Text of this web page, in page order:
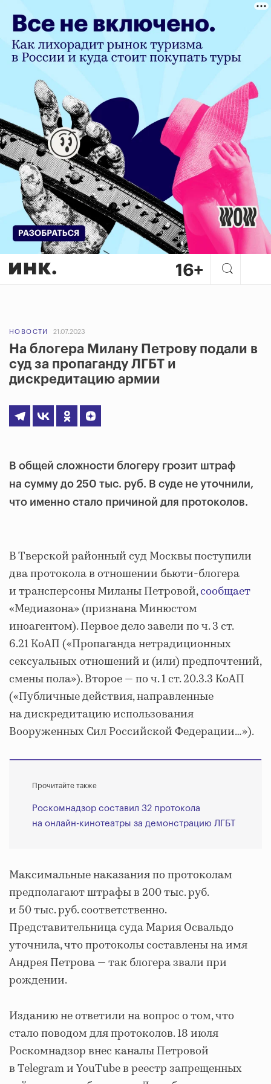
НОВОСТИ 21.07.2023
На блогера Милану Петрову подали в
суд за пропаганду ЛГБТ и
дискредитацию армии
В общей сложности блогеру грозит штраф
на сумму до 250 тыс. руб. В суде не уточнили,
что именно стало причиной для протоколов.
В Тверской районный суд Москвы поступили
два протокола в отношении бьюти-блогера
и трансперсоны Миланы Петровой,сообщает
«Медиазона» (признана Минюстом
иноагентом). Первое дело завели по ч. 3 ст.
6.21 КоАП («Пропаганда нетрадиционных
сексуальных отношений и (или) предпочтений,
смены пола»). Второе — по ч. 1 ст. 20.3.3 КоАП
(«Публичные действия, направленные
на дискредитацию использования
Вооруженных Сил Российской Федерации…»).
Прочитайте также
Роскомнадзор составил 32 протокола
на онлайн-кинотеатры за демонстрацию ЛГБТ
Максимальные наказания по протоколам
предполагают штрафы в 200 тыс. руб.
и 50 тыс. руб. соответственно.
Представительница суда Мария Освальдо
уточнила, что протоколы составлены на имя
Андрея Петрова — так блогера звали при
рождении.
Изданию не ответили на вопрос о том, что
стало поводом для протоколов. 18 июля
Роскомнадзор внес каналы Петровой
в Telegram и YouTube в реестр запрещенных